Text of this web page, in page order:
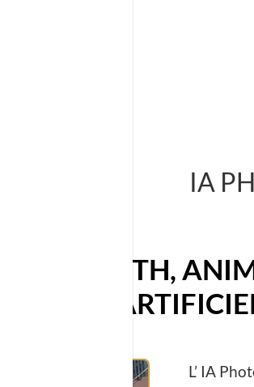
IA
L’ IA